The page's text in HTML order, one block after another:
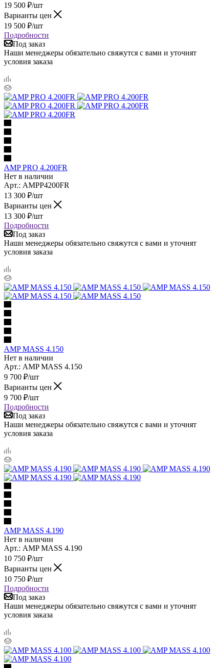
19 500 ₽/шт
Варианты цен
19 500 ₽/шт
Подробности
Под заказ
Наши менеджеры обязательно свяжутся с вами и уточнят
условия заказа
AMP PRO 4.200FR
Нет в наличии
Арт.: AMPP4200FR
13 300 ₽/шт
Варианты цен
13 300 ₽/шт
Подробности
Под заказ
Наши менеджеры обязательно свяжутся с вами и уточнят
условия заказа
AMP MASS 4.150
Нет в наличии
Арт.: AMP MASS 4.150
9 700 ₽/шт
Варианты цен
9 700 ₽/шт
Подробности
Под заказ
Наши менеджеры обязательно свяжутся с вами и уточнят
условия заказа
AMP MASS 4.190
Нет в наличии
Арт.: AMP MASS 4.190
10 750 ₽/шт
Варианты цен
10 750 ₽/шт
Подробности
Под заказ
Наши менеджеры обязательно свяжутся с вами и уточнят
условия заказа